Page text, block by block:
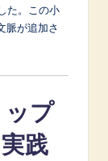
た。この小
脈が追加さ
プ
践